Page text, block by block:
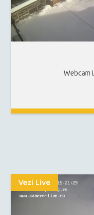
Webcam
Vezi Live